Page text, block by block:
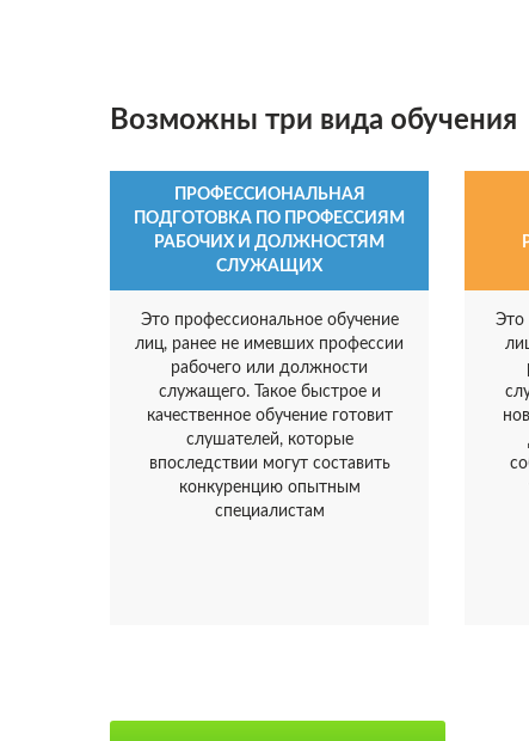
Возможны три вида обучения
ПРОФЕССИОНАЛЬНАЯ
ПОДГОТОВКА ПО ПРОФЕССИЯМ
РАБОЧИХ И ДОЛЖНОСТЯМ
СЛУЖАЩИХ
Это профессиональное обучение
лиц, ранее не имевших профессии
рабочего или должности
служащего. Такое быстрое и
качественное обучение готовит
слушателей, которые
впоследствии могут составить
конкуренцию опытным
специалистам
Это